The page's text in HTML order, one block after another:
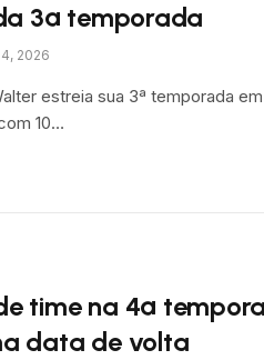
3ª temporada
2026
estreia sua 3ª temporada
10…
time na 4ª
data de volta